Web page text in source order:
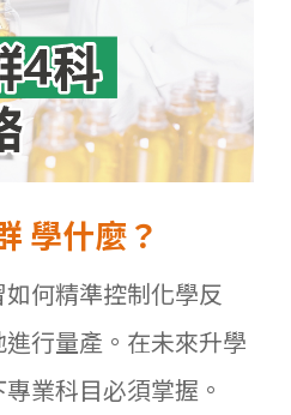
學什麼？
何精準控制化學反
行量產。在未來升學
業科目必須掌握。